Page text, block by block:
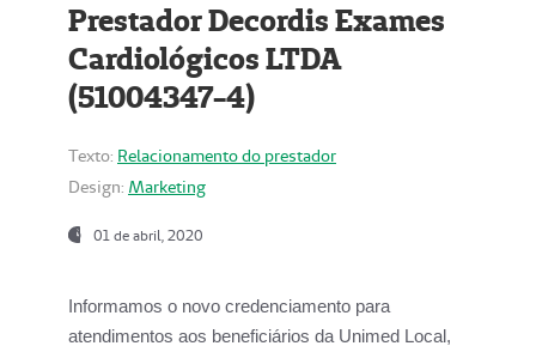
Prestador Decordis Exames
Cardiológicos LTDA
(51004347-4)
Texto: Relacionamento do prestador
Design: Marketing
01 de abril, 2020
Informamos o novo credenciamento para
atendimentos aos beneficiários da Unimed Local,